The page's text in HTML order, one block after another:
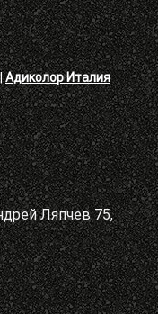
Адиколор Италия
Ляпчев 75,